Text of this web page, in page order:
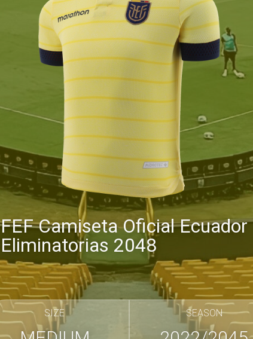
FEF Camiseta Oficial Ecuador
Eliminatorias 2048
SIZE SEASON